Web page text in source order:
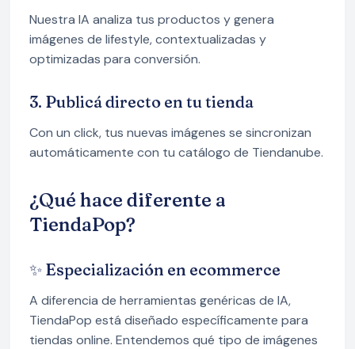
Nuestra IA analiza tus productos y genera
imágenes de lifestyle, contextualizadas y
optimizadas para conversión.
3. Publicá directo en tu tienda
Con un click, tus nuevas imágenes se sincronizan
automáticamente con tu catálogo de Tiendanube.
¿Qué hace diferente a
TiendaPop?
✨ Especialización en ecommerce
A diferencia de herramientas genéricas de IA,
TiendaPop está diseñado específicamente para
tiendas online. Entendemos qué tipo de imágenes